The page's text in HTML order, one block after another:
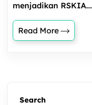
menjadikan RSKIA...
Read More
Search